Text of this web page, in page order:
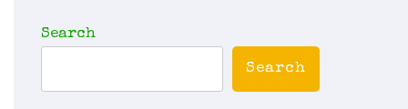
Search
Search